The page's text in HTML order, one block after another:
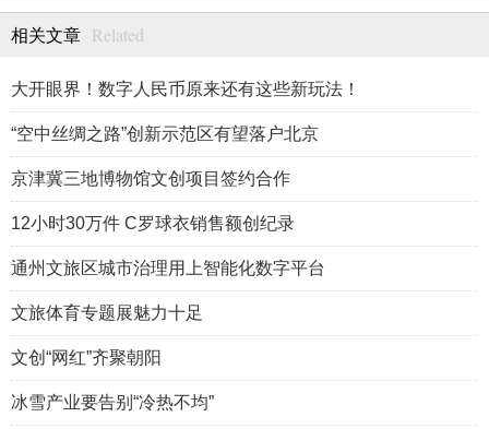
相关文章 Related
大开眼界！数字人民币原来还有这些新玩法！
“空中丝绸之路”创新示范区有望落户北京
京津冀三地博物馆文创项目签约合作
12小时30万件 C罗球衣销售额创纪录
通州文旅区城市治理用上智能化数字平台
文旅体育专题展魅力十足
文创“网红”齐聚朝阳
冰雪产业要告别“冷热不均”